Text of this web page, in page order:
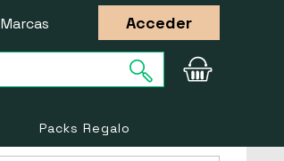
Marcas Acceder
Packs Regalo